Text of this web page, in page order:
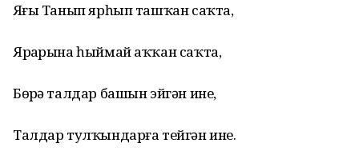
Яҙғы Танып ярһып ташҡан саҡта,
Ярҙарына һыймай аҡҡан саҡта,
Бөҙрә талдар башын эйгән ине,
Талдар тулҡындарға тейгән ине.